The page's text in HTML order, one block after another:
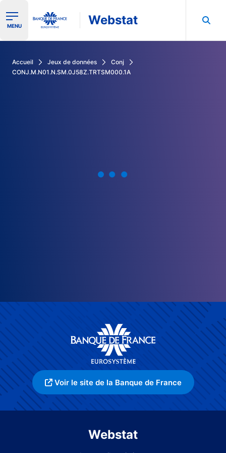
Ouvrir le menu de navigation
MENU Webstat
Accueil Jeux de données
Conj
CONJ.M.N01.N.SM.0J58Z.TRTSM000.1A
Voir le site de la Banque de France
Webstat